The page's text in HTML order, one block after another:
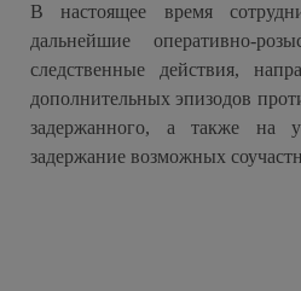
В настоящее время
дальнейшие оперативно-
следственные действия,
дополнительных эпизодов
задержанного, а также на
задержание возможных